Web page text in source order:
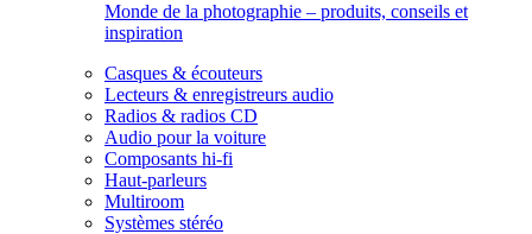
Monde de la photographie – produits, conseils et
inspiration
Casques & écouteurs
Lecteurs & enregistreurs audio
Radios & radios CD
Audio pour la voiture
Composants hi-fi
Haut-parleurs
Multiroom
Systèmes stéréo